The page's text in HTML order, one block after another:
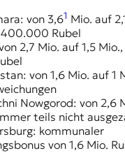
von 3,61 Mio. auf
Rubel
2,7 Mio. auf 1,5
von 1,6 Mio. auf 1
Nowgorod: von 2,6
teils nicht
kommunaler
von 1,6 Mio.